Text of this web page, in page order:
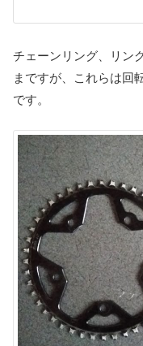
チェーンリング、リン
まですが、これらは回
です。